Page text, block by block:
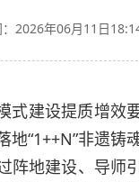
2026年06月11日
式建设提质增效
“1++N”非遗铸
阵地建设、导师